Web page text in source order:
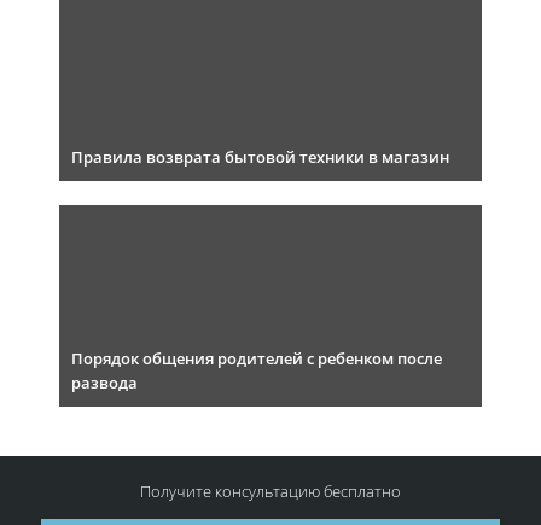
Правила возврата бытовой техники в магазин
Порядок общения родителей с ребенком после
развода
Получите консультациюбесплатно